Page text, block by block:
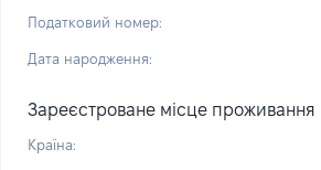
Податковий номер:
Дата народження:
Зареєстроване місце проживання
Країна: